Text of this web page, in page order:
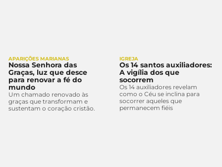
APARIÇÕES MARIANAS
Nossa Senhora das
Graças, luz que desce
para renovar a fé do
mundo
Um chamado renovado às
graças que transformam e
sustentam o coração cristão.
IGREJA
Os 14 santos auxiliadores:
A vigília dos que
socorrem
Os 14 auxiliadores revelam
como o Céu se inclina para
socorrer aqueles que
permanecem fiéis